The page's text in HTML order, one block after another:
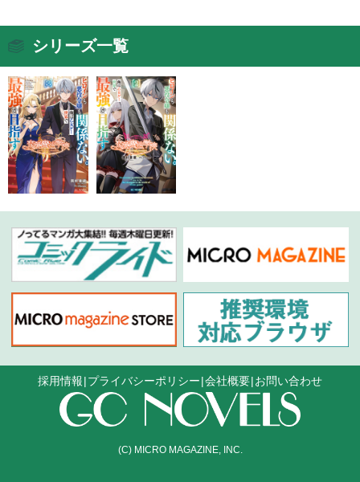
シリーズ一覧
採用情報 プライバシーポリシー 会社概要 お問い合わせ
(C) MICRO MAGAZINE, INC.